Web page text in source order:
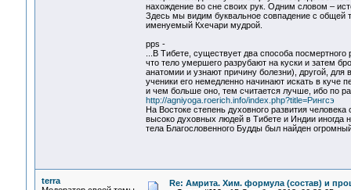
нахождение во сне своих рук. Одним словом –
Здесь мы видим буквальное совпадение с общей
именуемый Кхечари мудрой.
pps -
...В Тибете, существует два способа
что тело умершего разрубают на куски и затем
анатомии и узнают причину болезни), другой,
ученики его немедленно начинают искать в куче
и чем больше оно, тем считается лучше, ибо по
http://agniyoga.roerich.info/index.php?title=Рингсэ
На Востоке степень духовного развития
высоко духовных людей в Тибете и Индии иногда
тела Благословенного Будды был найден
terra
Re: Амрита. Хим. формула (состав) и